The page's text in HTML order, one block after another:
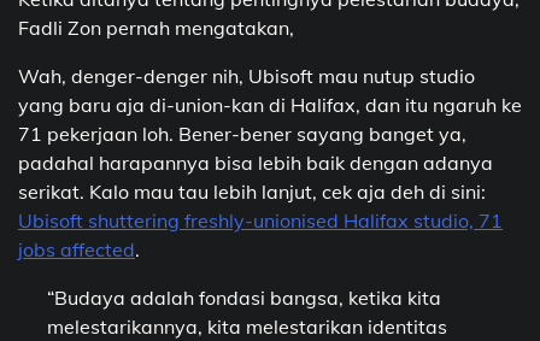
Fadli Zon pernah mengatakan,
Wah, denger-denger nih, Ubisoft mau nutup studio
yang baru aja di-union-kan di Halifax, dan itu ngaruh ke
71 pekerjaan loh. Bener-bener sayang banget ya,
padahal harapannya bisa lebih baik dengan adanya
serikat. Kalo mau tau lebih lanjut, cek aja deh di sini:
Ubisoft shuttering freshly-unionised Halifax studio, 71
jobs affected.
“Budaya adalah fondasi bangsa, ketika kita
melestarikannya, kita melestarikan identitas